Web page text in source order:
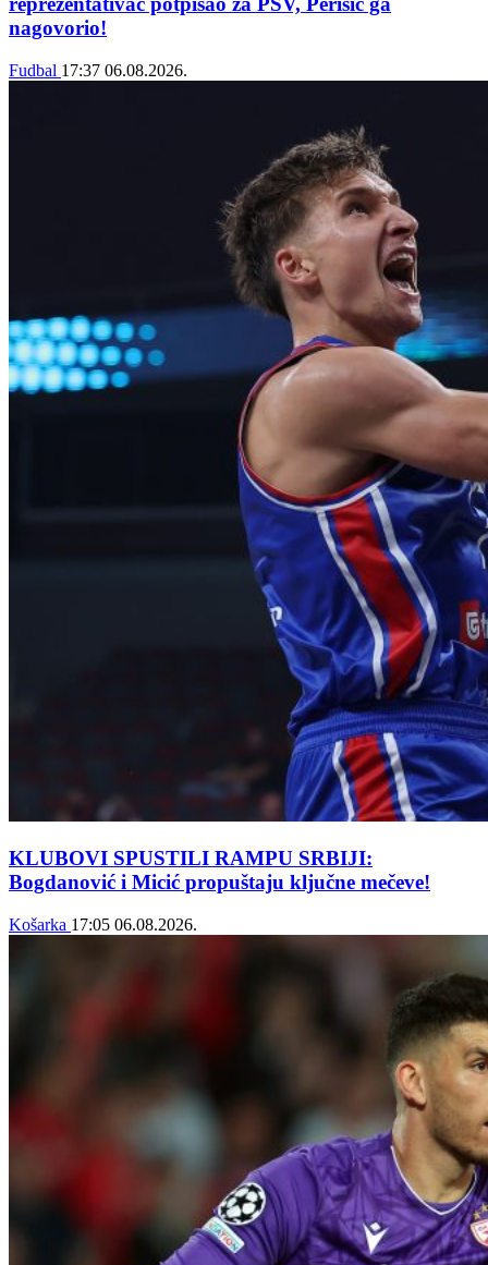
nagovorio!
Fudbal 17:37 06.08.2026.
KLUBOVI SPUSTILI RAMPU SRBIJI:
Bogdanović i Micić propuštaju ključne mečeve!
Košarka 17:05 06.08.2026.